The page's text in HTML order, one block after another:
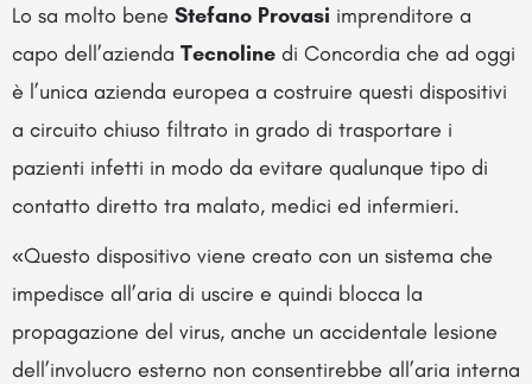
Lo sa molto bene Stefano Provasi imprenditore a
capo dell’azienda Tecnoline di Concordia che ad oggi
è l’unica azienda europea a costruire questi dispositivi
a circuito chiuso filtrato in grado di trasportare i
pazienti infetti in modo da evitare qualunque tipo di
contatto diretto tra malato, medici ed infermieri.
«Questo dispositivo viene creato con un sistema che
impedisce all’aria di uscire e quindi blocca la
propagazione del virus, anche un accidentale lesione
dell’involucro esterno non consentirebbe all’aria interna